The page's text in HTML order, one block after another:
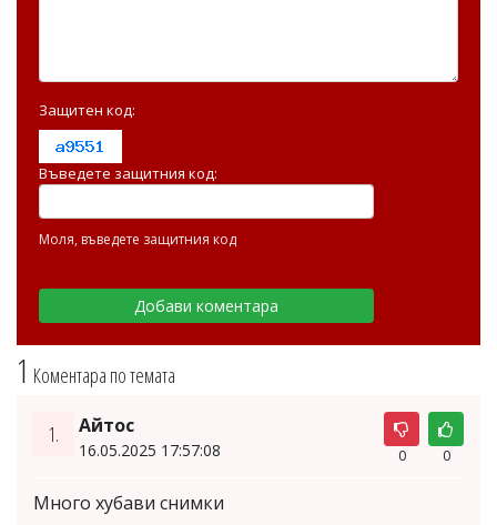
1 Коментара по темата
1. Айтос
16.05.2025 17:57:08 0 0
Много хубави снимки
Защитен код:
Въведете защитния код:
Моля, въведете защитния код